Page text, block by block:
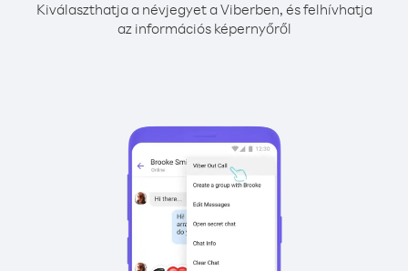
Kiválaszthatja a névjegyet a Viberben, és felhívhatja
az információs képernyőről